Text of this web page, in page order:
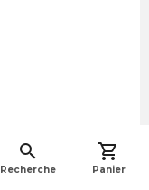
search
Recherche
shopping_cart
Panier
arrow_forward
navigate_before